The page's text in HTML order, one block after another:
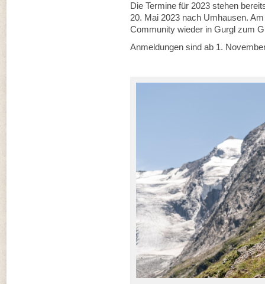
Die Termine für 2023 stehen
20. Mai 2023 nach Umhausen.
Community wieder in Gurgl zum
Anmeldungen sind ab 1.